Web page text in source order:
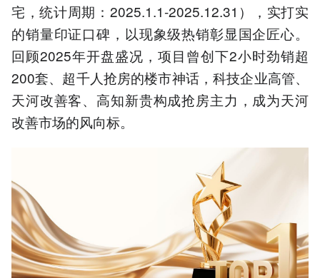
宅，统计周期：2025.1.1-2025.12.31），实打实
的销量印证口碑，以现象级热销彰显国企匠心。
回顾2025年开盘盛况，项目曾创下2小时劲销超
200套、超千人抢房的楼市神话，科技企业高管、
天河改善客、高知新贵构成抢房主力，成为天河
改善市场的风向标。